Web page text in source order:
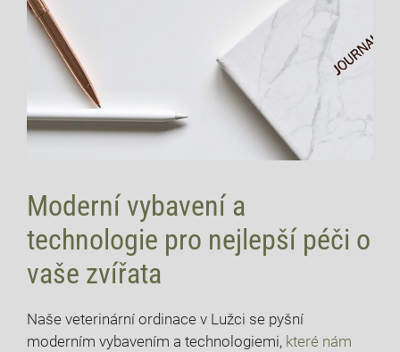
Moderní vybavení a
technologie pro nejlepší péči o
vaše zvířata
Naše veterinární ordinace v Lužci se pyšní
moderním vybavením a technologiemi, které nám